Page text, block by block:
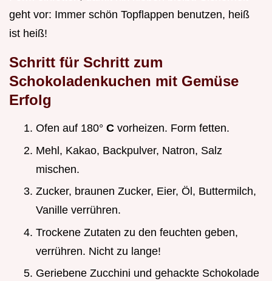
geht vor: Immer schön Topflappen benutzen, heiß
ist heiß!
Schritt für Schritt zum
Schokoladenkuchen mit Gemüse
Erfolg
Ofen auf 180° C vorheizen. Form fetten.
Mehl, Kakao, Backpulver, Natron, Salz
mischen.
Zucker, braunen Zucker, Eier, Öl, Buttermilch,
Vanille verrühren.
Trockene Zutaten zu den feuchten geben,
verrühren. Nicht zu lange!
Geriebene Zucchini und gehackte Schokolade